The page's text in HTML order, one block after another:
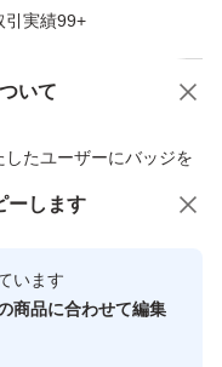
い】
引実績99+
いて
たユーザーにバッジを
なユーザーです
商品への質問
ーします
います
商品に合わせて編集